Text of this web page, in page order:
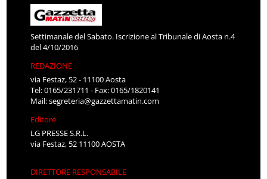
Settimanale del Sabato. Iscrizione al Tribunale di Aosta n.4
del 4/10/2016
REDAZIONE
via Festaz, 52 - 11100 Aosta
Tel: 0165/231711 - Fax: 0165/1820141
Mail:segreteria@gazzettamatin.com
Editore
LG PRESSE S.R.L.
via Festaz, 52 11100 AOSTA
DIRETTORE RESPONSABILE